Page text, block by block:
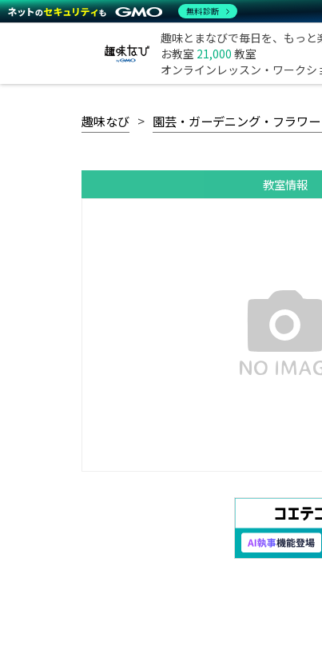
趣味とまなびで毎日を、もっと
お教室 21,000 教室
オンラインレッスン・ワークシ
趣味なび 園芸・ガーデニング・フラワ
教室情報
無料診断